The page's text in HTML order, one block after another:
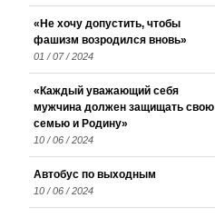
«Не хочу допустить, чтобы
фашизм возродился вновь»
01 / 07 / 2024
«Каждый уважающий себя
мужчина должен защищать свою
семью и Родину»
10 / 06 / 2024
Автобус по выходным
10 / 06 / 2024